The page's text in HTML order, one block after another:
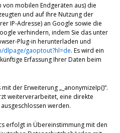
von mobilen Endgeräten aus) die
und auf Ihre Nutzung der
IP-Adresse) an Google sowie die
verhindern, indem Sie das unter
Plug-in herunterladen und
gaoptout?hl=de. Es wird ein
Erfassung Ihrer Daten beim
der Erweiterung „_anonymizeIp()“.
weiterverarbeitet, eine direkte
werden.
erfolgt in Übereinstimmung mit den